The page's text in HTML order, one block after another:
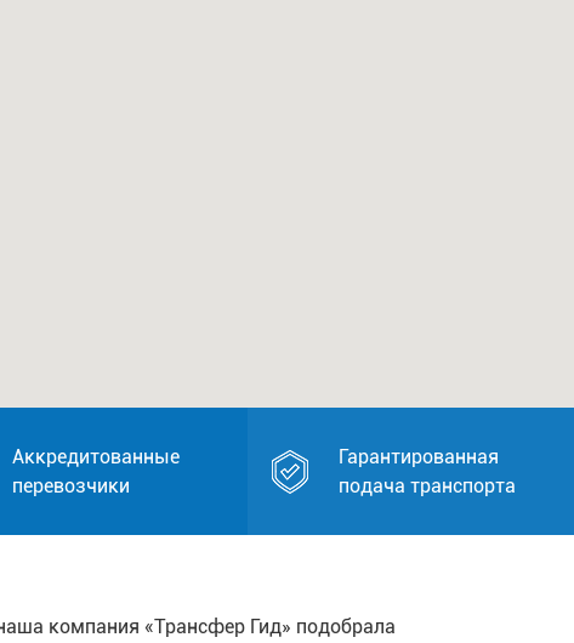
Аккредитованные
перевозчики
Гарантированная
подача транспорта
компания «Трансфер Гид» подобрала